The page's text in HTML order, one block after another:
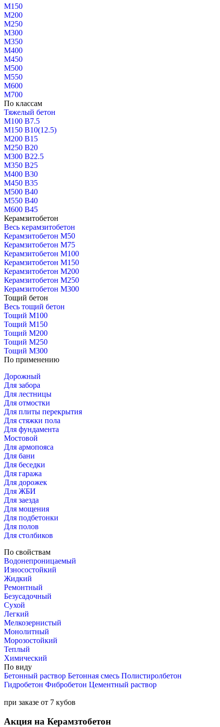
М150
М200
М250
М300
М350
М400
М450
М500
М550
М600
М700
По классам
Тяжелый бетон
М100 В7.5
М150 В10(12.5)
М200 В15
М250 В20
М300 В22.5
М350 В25
М400 В30
М450 В35
М500 В40
М550 В40
М600 В45
Керамзитобетон
Весь керамзитобетон
Керамзитобетон М50
Керамзитобетон М75
Керамзитобетон М100
Керамзитобетон М150
Керамзитобетон М200
Керамзитобетон М250
Керамзитобетон М300
Тощий бетон
Весь тощий бетон
Тощий М100
Тощий М150
Тощий М200
Тощий М250
Тощий М300
По применению
Дорожный
Для забора
Для лестницы
Для отмостки
Для плиты перекрытия
Для стяжки пола
Для фундамента
Мостовой
Для армопояса
Для бани
Для беседки
Для гаража
Для дорожек
Для ЖБИ
Для заезда
Для мощения
Для подбетонки
Для полов
Для столбиков
По свойствам
Водонепроницаемый
Износостойкий
Жидкий
Ремонтный
Безусадочный
Сухой
Легкий
Мелкозернистый
Монолитный
Морозостойкий
Теплый
Химический
По виду
Бетонный раствор Бетонная смесь Полистиролбетон
Гидробетон Фибробетон Цементный раствор
при заказе от 7 кубов
Акция на Керамзтобетон